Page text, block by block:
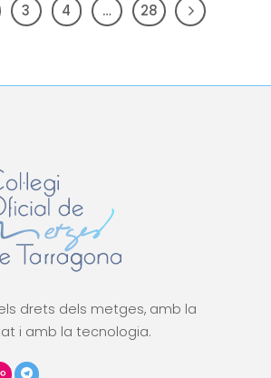
3 4 … 28
drets dels metges, amb la
i amb la tecnologia.